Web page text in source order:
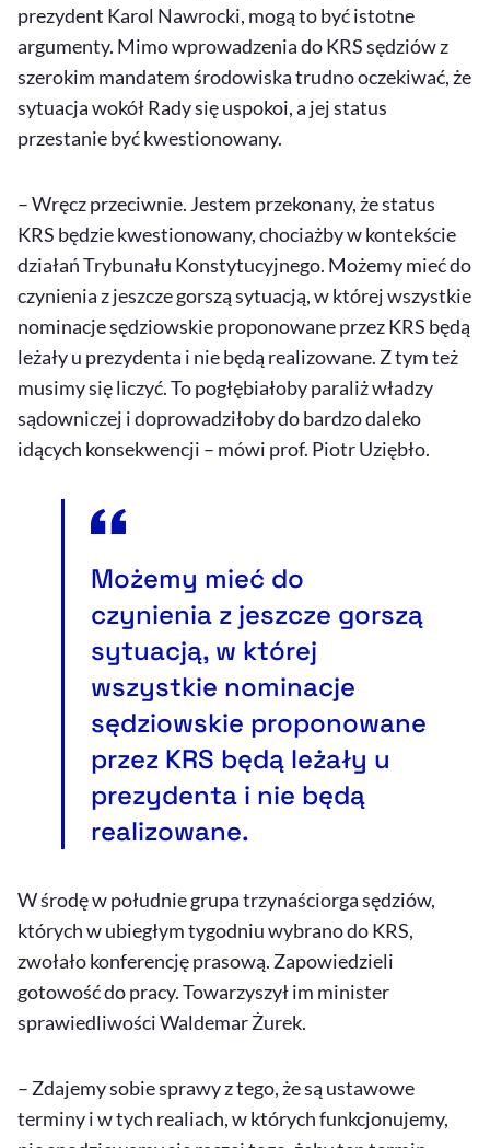
prezydent Karol Nawrocki, mogą to być istotne
argumenty. Mimo wprowadzenia do KRS sędziów z
szerokim mandatem środowiska trudno oczekiwać, że
sytuacja wokół Rady się uspokoi, a jej status
przestanie być kwestionowany.
– Wręcz przeciwnie. Jestem przekonany, że status
KRS będzie kwestionowany, chociażby w kontekście
działań Trybunału Konstytucyjnego. Możemy mieć do
czynienia z jeszcze gorszą sytuacją, w której wszystkie
nominacje sędziowskie proponowane przez KRS będą
leżały u prezydenta i nie będą realizowane. Z tym też
musimy się liczyć. To pogłębiałoby paraliż władzy
sądowniczej i doprowadziłoby do bardzo daleko
idących konsekwencji – mówi prof. Piotr Uziębło.
Możemy mieć do
czynienia z jeszcze gorszą
sytuacją, w której
wszystkie nominacje
sędziowskie proponowane
przez KRS będą leżały u
prezydenta i nie będą
realizowane.
W środę w południe grupa trzynaściorga sędziów,
których w ubiegłym tygodniu wybrano do KRS,
zwołało konferencję prasową. Zapowiedzieli
gotowość do pracy. Towarzyszył im minister
sprawiedliwości Waldemar Żurek.
– Zdajemy sobie sprawy z tego, że są ustawowe
terminy i w tych realiach, w których funkcjonujemy,